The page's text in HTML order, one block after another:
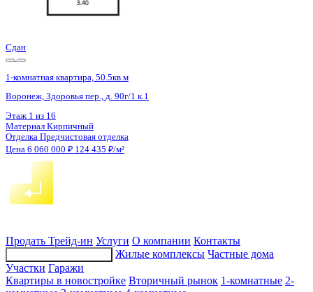
4 кв 2027
1-комнатная квартира, 38.4кв.м
Воронеж, Конструкторов ул., д. 29а
Этаж 14 из 16
Материал
Продать Трейд-ин Услуги О компании Контакты
Жилые комплексы Частные дома
Участки Гаражи
Квартиры в новостройке Вторичный рынок 1-комнатные 2-